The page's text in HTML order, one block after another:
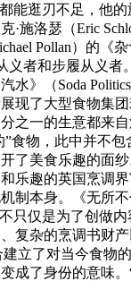
能逛刃不足，他
施洛瑟（Eric
Pollan）的《杂
义者和步履从义者
》（Soda
现了大型食物集
之一的生意都来
食物，此中并不包
了美食乐趣的面
乐趣的英国烹调
制本身。《无所
只仅是为了创做
复杂的烹调书财
立了对当今食物
成了身份的意味。